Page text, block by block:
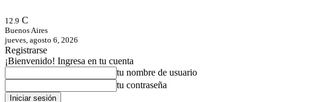
12.9 C
Buenos Aires
jueves, agosto 6, 2026
Registrarse
¡Bienvenido! Ingresa en tu cuenta
tu nombre de usuario
tu contraseña